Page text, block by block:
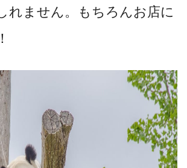
れません。もちろんお店に